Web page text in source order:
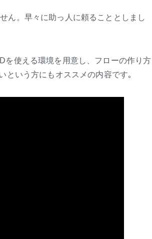
ん。早々に助っ人に頼ることとしまし
を使える環境を用意し、フローの作り方
という方にもオススメの内容です｡